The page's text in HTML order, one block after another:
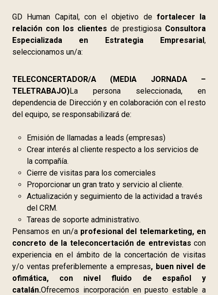
GD Human Capital, con el objetivo defortalecer la
relación con los clientes de prestigiosa Consultora
Especializada en Estrategia Empresarial,
seleccionamos un/a:
TELECONCERTADOR/A (MEDIA JORNADA –
TELETRABAJO)La persona seleccionada, en
dependencia de Dirección y en colaboración con el resto
del equipo, se responsabilizará de:
Emisión de llamadas a leads (empresas)
Crear interés al cliente respecto a los servicios de
la compañía.
Cierre de visitas para los comerciales
Proporcionar un gran trato y servicio al cliente.
Actualización y seguimiento de la actividad a través
del CRM.
Tareas de soporte administrativo.
Pensamos en un/a profesional del telemarketing, en
concreto de la teleconcertación de entrevistas con
experiencia en el ámbito de la concertación de visitas
y/o ventas preferiblemente a empresas, buen nivel de
ofimática, con nivel fluido de español y
catalán.Ofrecemos incorporación en puesto estable a